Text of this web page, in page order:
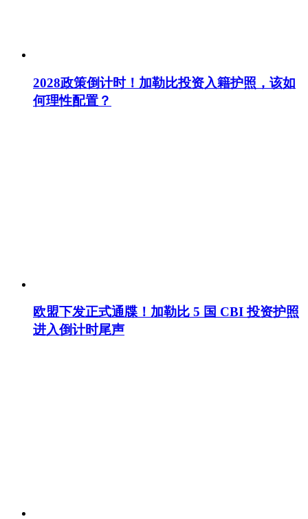
2028政策倒计时！加勒比投资入籍护照，该如
何理性配置？
欧盟下发正式通牒！加勒比 5 国 CBI 投资护照
进入倒计时尾声